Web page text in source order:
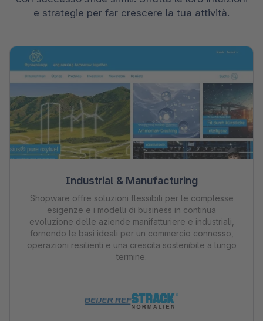
e strategie per far crescere la tua attività.
Industrial & Manufacturing
Shopware offre soluzioni flessibili per le complesse
esigenze e i modelli di business in continua
evoluzione delle aziende manifatturiere e industriali,
fornendo le basi ideali per un commercio connesso,
operazioni resilienti e una crescita sostenibile a lungo
termine.